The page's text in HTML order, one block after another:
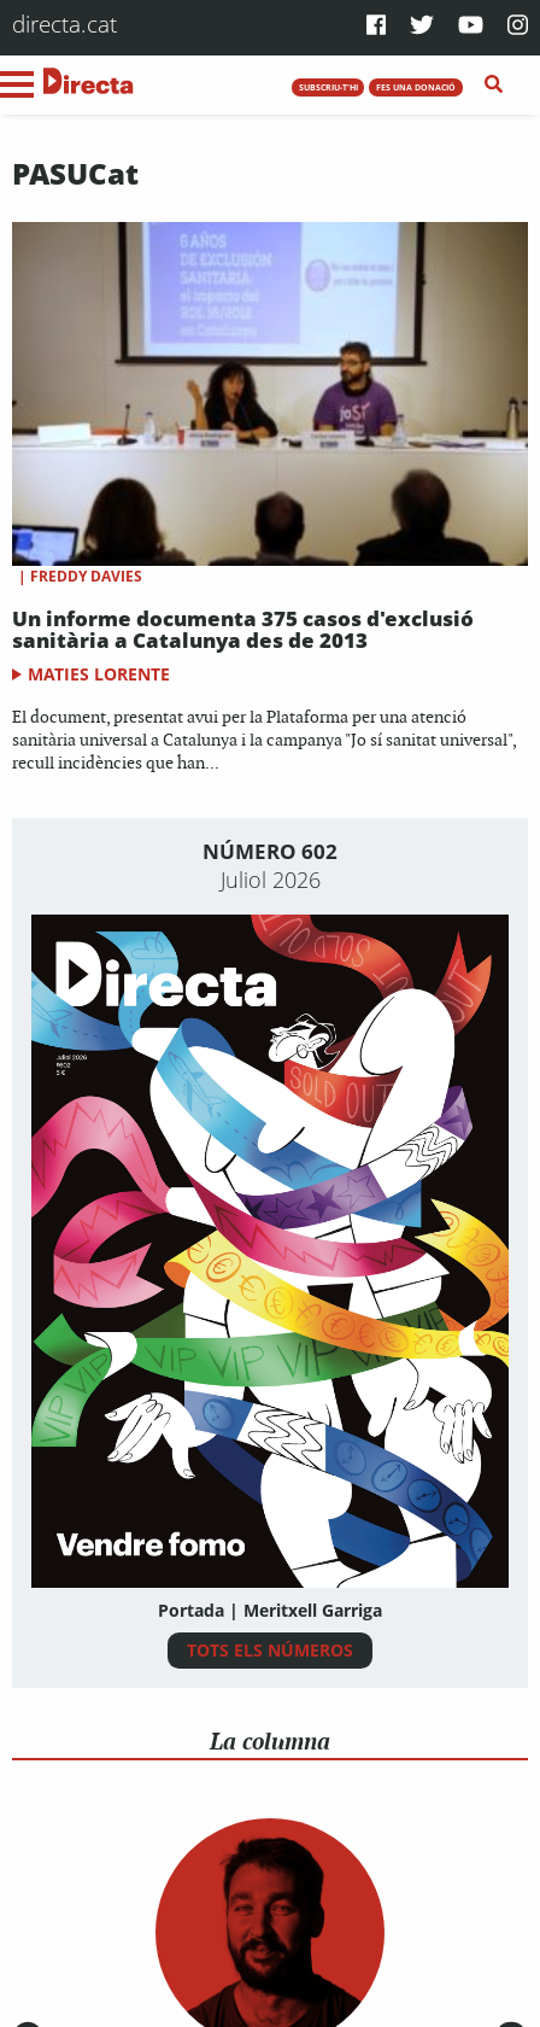
directa.cat
SUBSCRIU-T'HI FES UNA DONACIÓ
PASUCat
| FREDDY DAVIES
Un informe documenta 375 casos d'exclusió
sanitària a Catalunya des de 2013
MATIES LORENTE
El document, presentat avui per la Plataforma per una atenció
sanitària universal a Catalunya i la campanya "Jo sí sanitat universal",
recull incidències que han...
NÚMERO 602
Juliol 2026
Portada | Meritxell Garriga
TOTS ELS NÚMEROS
La columna